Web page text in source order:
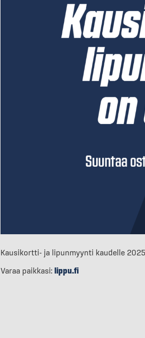
Kausikortti- ja lipunmyynti kaudelle
Varaa paikkasi: lippu.fi